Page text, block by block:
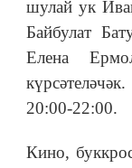
шулай ук
Байбулат
Елена
20:00-22:00.
Кино,